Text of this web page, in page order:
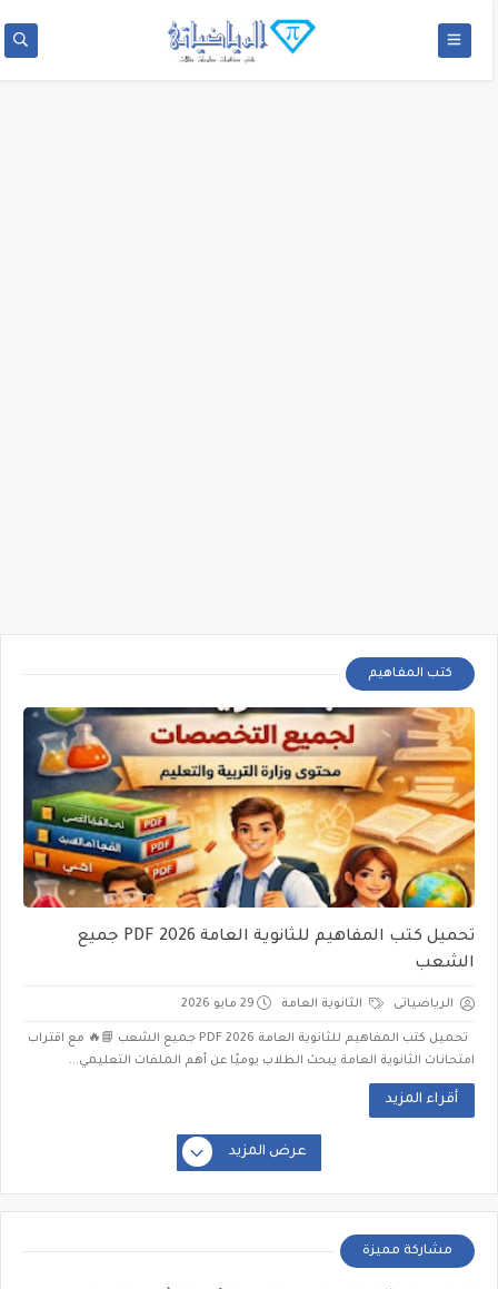
كتب المفاهيم
تحميل كتب المفاهيم للثانوية العامة 2026 PDF جميع
الشعب
الرياضياتى الثانوية العامة 29 مايو 2026
تحميل كتب المفاهيم للثانوية العامة 2026 PDF جميع الشعب 📘🔥 مع اقتراب
امتحانات الثانوية العامة يبحث الطلاب يوميًا عن أهم الملفات التعليمي...
أقراء المزيد
عرض المزيد
مشاركة مميزة